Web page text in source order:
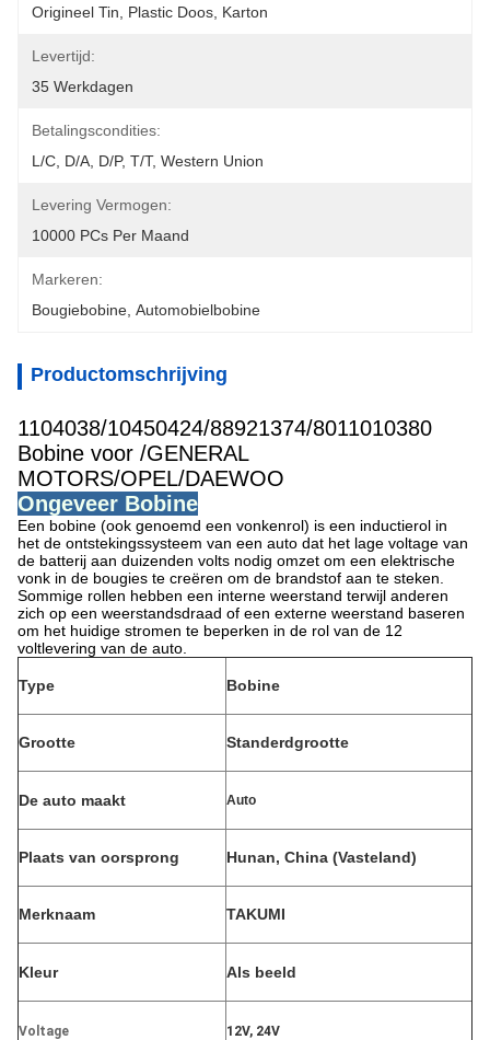
Origineel Tin, Plastic Doos, Karton
Levertijd:
35 Werkdagen
Betalingscondities:
L/C, D/A, D/P, T/T, Western Union
Levering Vermogen:
10000 PCs Per Maand
Markeren:
Bougiebobine Automobielbobine
Productomschrijving
1104038/10450424/88921374/8011010380
Bobine voor /GENERAL
MOTORS/OPEL/DAEWOO
Ongeveer Bobine
Een bobine (ook genoemd een vonkenrol) is een inductierol in
het de ontstekingssysteem van een auto dat het lage voltage van
de batterij aan duizenden volts nodig omzet om een elektrische
vonk in de bougies te creëren om de brandstof aan te steken.
Sommige rollen hebben een interne weerstand terwijl anderen
zich op een weerstandsdraad of een externe weerstand baseren
om het huidige stromen te beperken in de rol van de 12
voltlevering van de auto.
Type Bobine
Grootte Standerdgrootte
De auto maakt Auto
Plaats van oorsprong Hunan, China (Vasteland)
Merknaam TAKUMI
Kleur Als beeld
Voltage 12V, 24V